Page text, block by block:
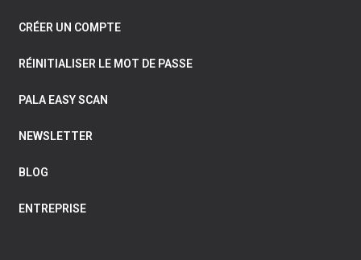
CRÉER UN COMPTE
RÉINITIALISER LE MOT DE PASSE
PALA EASY SCAN
NEWSLETTER
BLOG
ENTREPRISE